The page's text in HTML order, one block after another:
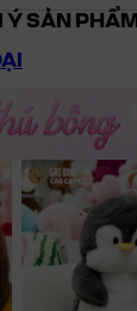
Ý SẢN PHẨM